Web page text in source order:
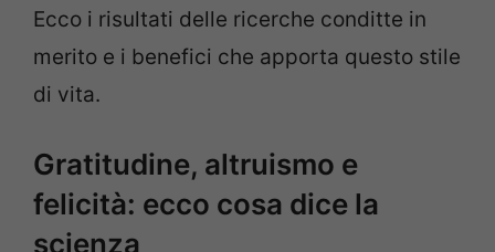
Ecco i risultati delle ricerche conditte in
merito e i benefici che apporta questo stile
di vita.
Gratitudine, altruismo e
felicità: ecco cosa dice la
scienza